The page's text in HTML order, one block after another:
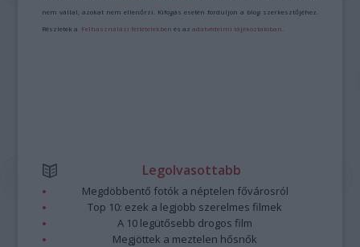
nem vállal, azokat nem ellenőrzi. Kifogás esetén forduljon a blog szerkesztőjéhez.
Részletek a Felhasználási feltételekben és azadatvédelmi tájékoztatóban
Legolvasottabb
Megdöbbentő fotók a néptelen fővárosról
Top 10: ezek a legjobb szerelmes filmek
A 10 legütősebb drogos film
Megjöttek a meztelen hősnők